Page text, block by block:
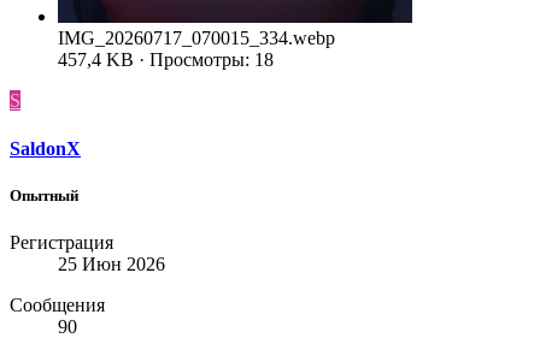
IMG_20260717_070015_334.webp
457,4 KB · Просмотры: 18
S
SaldonX
Опытный
Регистрация
25 Июн 2026
Сообщения
90